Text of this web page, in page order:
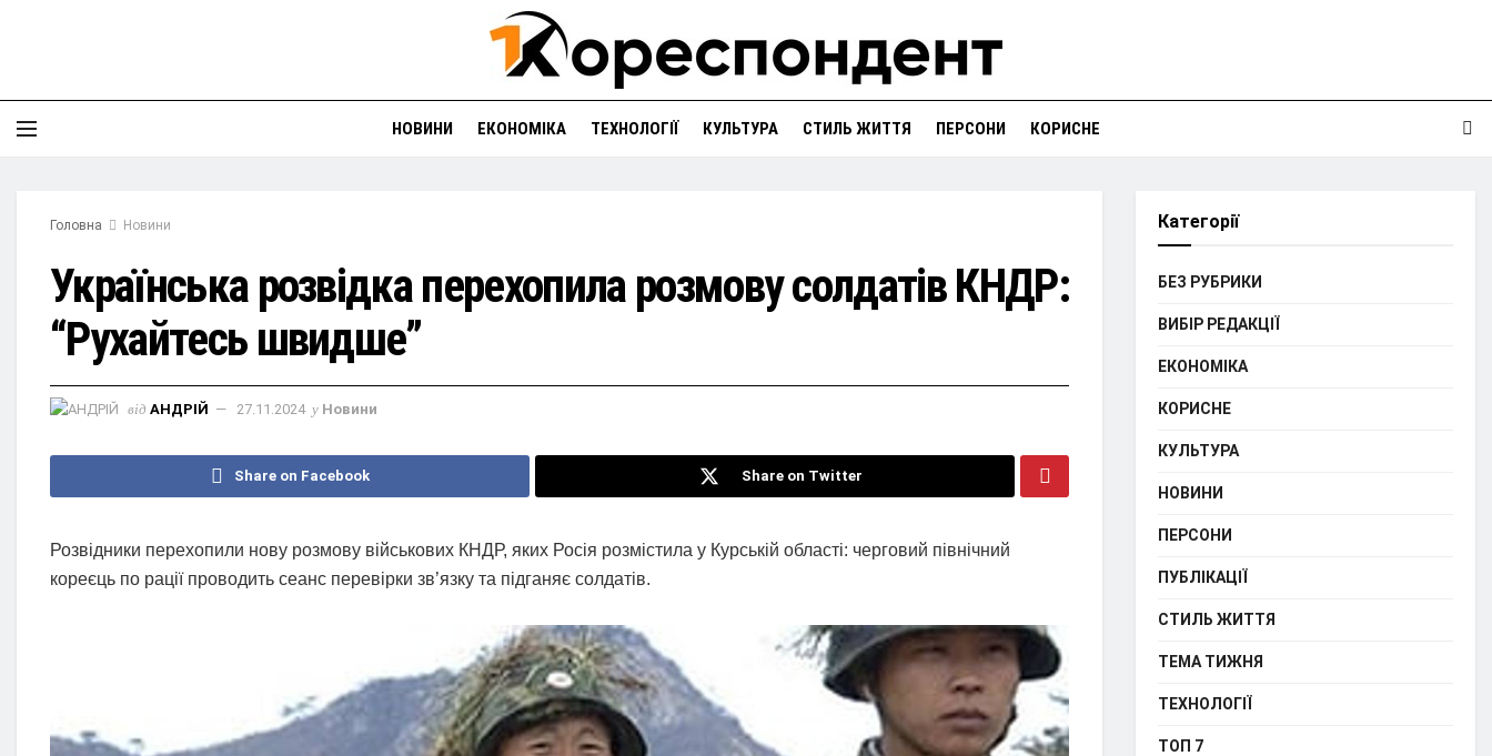
НОВИНИ ЕКОНОМІКА ТЕХНОЛОГІЇ КУЛЬТУРА СТИЛЬ ЖИТТЯ ПЕРСОНИ КОРИСНЕ
Головна Новини
Українська розвідка перехопила розмову солдатів КНДР:
“Рухайтесь швидше”
від АНДРІЙ 27.11.2024 у Новини
Share on Facebook Share on Twitter
Розвідники перехопили нову розмову військових КНДР, яких Росія розмістила у Курській області: черговий північний
кореєць по рації проводить сеанс перевірки зв’язку та підганяє солдатів.
Категорії
БЕЗ РУБРИКИ
ВИБІР РЕДАКЦІЇ
ЕКОНОМІКА
КОРИСНЕ
КУЛЬТУРА
НОВИНИ
ПЕРСОНИ
ПУБЛІКАЦІЇ
СТИЛЬ ЖИТТЯ
ТЕМА ТИЖНЯ
ТЕХНОЛОГІЇ
ТОП 7